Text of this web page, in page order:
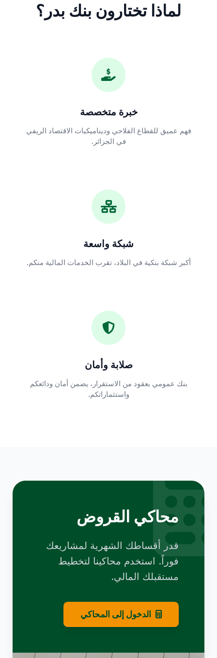
لماذا تختارون بنك بدر؟
خبرة متخصصة
فهم عميق للقطاع الفلاحي وديناميكيات الاقتصاد الريفي
في الجزائر.
شبكة واسعة
أكبر شبكة بنكية في البلاد، تقرب الخدمات المالية منكم.
صلابة وأمان
بنك عمومي بعقود من الاستقرار، يضمن أمان ودائعكم
واستثماراتكم.
محاكي القروض
قدر أقساطك الشهرية لمشاريعك
فوراً. استخدم محاكينا لتخطيط
مستقبلك المالي.
الدخول إلى المحاكي